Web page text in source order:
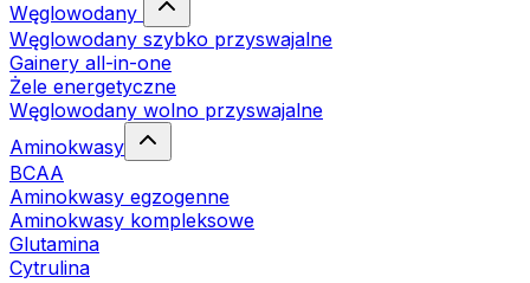
Węglowodany
Węglowodany szybko przyswajalne
Gainery all-in-one
Żele energetyczne
Węglowodany wolno przyswajalne
Aminokwasy
BCAA
Aminokwasy egzogenne
Aminokwasy kompleksowe
Glutamina
Cytrulina